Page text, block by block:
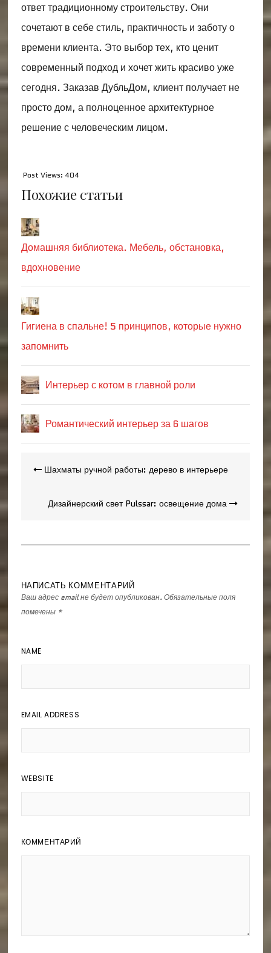
ответ традиционному строительству. Они
сочетают в себе стиль, практичность и заботу о
времени клиента. Это выбор тех, кто ценит
современный подход и хочет жить красиво уже
сегодня. Заказав ДубльДом, клиент получает не
просто дом, а полноценное архитектурное
решение с человеческим лицом.
Post Views: 404
Похожие статьи
Домашняя библиотека. Мебель, обстановка,
вдохновение
Гигиена в спальне! 5 принципов, которые нужно
запомнить
Интерьер с котом в главной роли
Романтический интерьер за 6 шагов
Навигация
записям
Шахматы ручной работы: дерево в интерьере
Дизайнерский свет Pulssar: освещение дома
НАПИСАТЬ КОММЕНТАРИЙ
Ваш адрес email не будет опубликован. Обязательные поля
помечены *
NAME
EMAIL ADDRESS
WEBSITE
КОММЕНТАРИЙ